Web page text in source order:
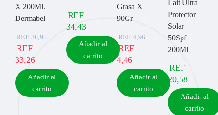
X 200Ml.
Dermabel
REF36,95
REF
33,26
Añadir al
carrito
REF
34,43
Añadir al
carrito
Grasa X
90Gr
REF4,96
REF
4,46
Añadir al
carrito
Lait Ultra
Protector
Solar
50Spf
200Ml
REF
20,58
Añadir al
carrito